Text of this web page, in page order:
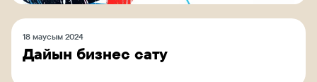
18 маусым 2024
Дайын бизнес сату